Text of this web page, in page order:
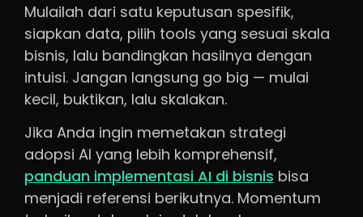
Mulailah dari satu keputusan spesifik,
siapkan data, pilih tools yang sesuai skala
bisnis, lalu bandingkan hasilnya dengan
intuisi. Jangan langsung go big — mulai
kecil, buktikan, lalu skalakan.
Jika Anda ingin memetakan strategi
adopsi AI yang lebih komprehensif,
panduan implementasi AI di bisnis bisa
menjadi referensi berikutnya. Momentum